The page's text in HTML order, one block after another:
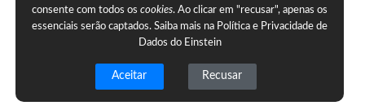
consente com todos oscookies. Ao clicar em "recusar", apenas os
essenciais serão captados. Saiba mais na Política e Privacidade de
Dados do Einstein
Aceitar Recusar